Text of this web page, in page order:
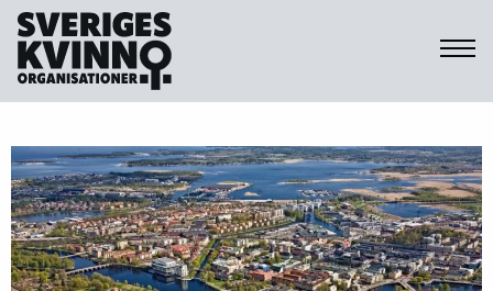
Sveriges Kvinnoorganisationer